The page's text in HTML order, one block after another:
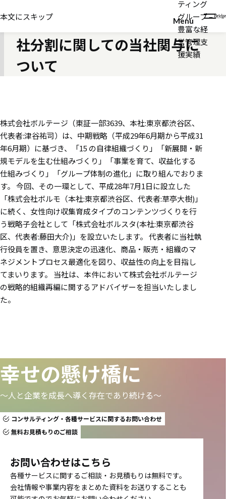
本文にスキップ
ティング
グループ –
豊富な経
営管理支
援実績
Menu
株式会社ボルテージによる会
社分割に関しての当社関与に
ついて
株式会社ボルテージ（東証一部3639、本社:東京都渋谷区、
代表者:津谷祐司）は、中期戦略（平成29年6月期から平成31
年6月期）に基づき、「15 の自律組織づくり」「新展開・新
規モデルを生む仕組みづくり」「事業を育て、収益化する
仕組みづくり」「グループ体制の進化」に取り組んでおりま
す。 今回、その一環として、平成28年7月1日に設立した
「株式会社ボルモ（本社:東京都渋谷区、代表者:草亭大樹)」
に続く、女性向け収集育成タイプのコンテンツづくりを行
う戦略子会社として「株式会社ボルスタ(本社:東京都渋谷
区、代表者:藤田大介)」を設立いたします。 代表者に当社執
行役員を置き、意思決定の迅速化、商品・販売・組織のマ
ネジメントプロセス最適化を図り、収益性の向上を目指し
てまいります。 当社は、本件において株式会社ボルテージ
の戦略的組織再編に関するアドバイザーを担当いたしまし
た。
幸せの懸け橋に
〜人と企業を成長へ導く存在であり続ける〜
コンサルティング・各種サービスに関するお問い合わせ
無料お見積もりのご相談
お問い合わせはこちら
各種サービスに関するご相談・お見積もりは無料です。
会社情報や事業内容をまとめた資料をお送りすることも